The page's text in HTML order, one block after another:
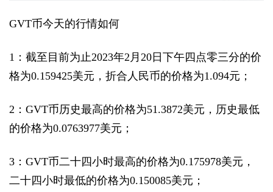
GVT币今天的行情如何
1：截至目前为止2023年2月20日下午四点零三分的价
格为0.159425美元，折合人民币的价格为1.094元；
2：GVT币历史最高的价格为51.3872美元，历史最低
的价格为0.0763977美元；
3：GVT币二十四小时最高的价格为0.175978美元，
二十四小时最低的价格为0.150085美元；